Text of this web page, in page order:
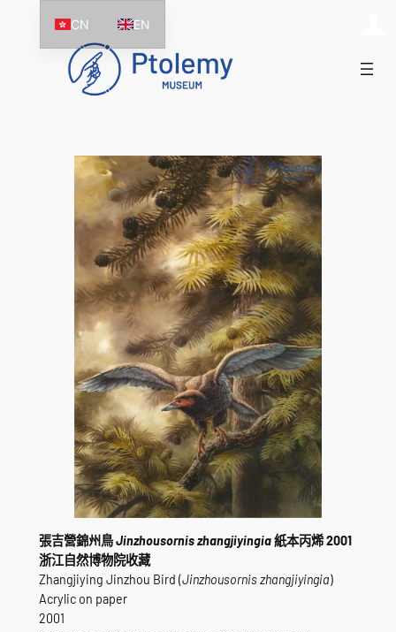
張吉營錦州鳥Jinzhousornis zhangjiyingia紙本丙烯 2001
浙江自然博物院收藏
Zhangjiying Jinzhou Bird (Jinzhousornis zhangjiyingia)
Acrylic on paper
2001
CN EN